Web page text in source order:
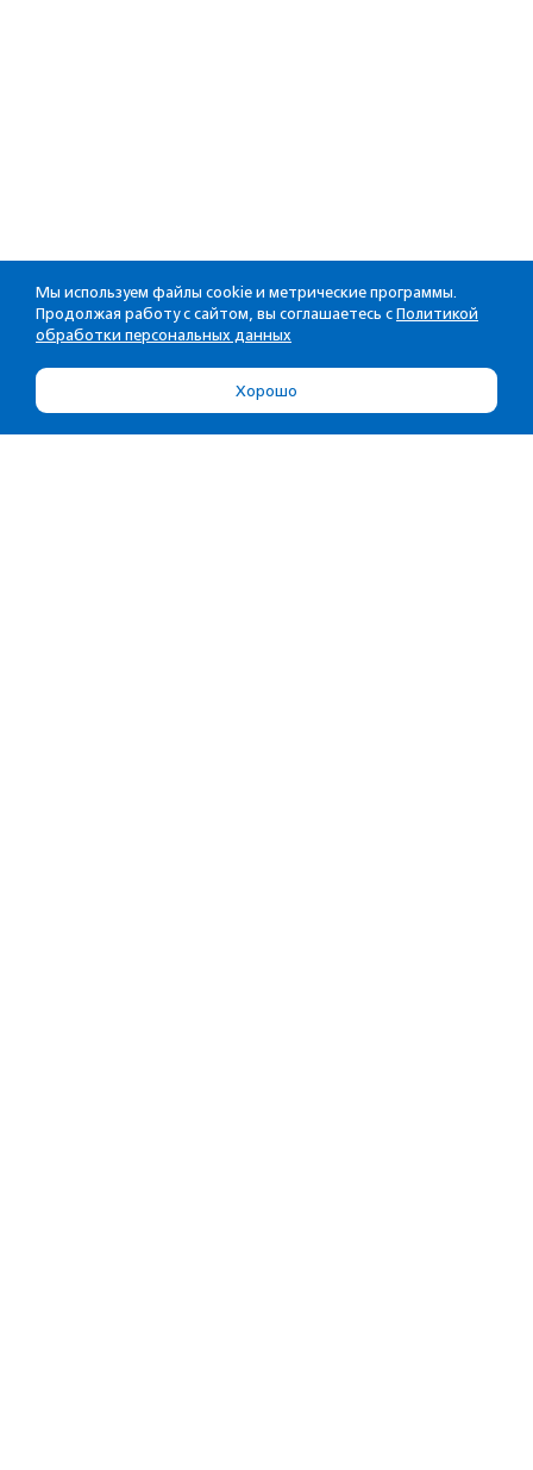
Мы используем файлы cookie и метрические программы.
Продолжая работу с сайтом, вы соглашаетесь с Политикой
обработки персональных данных
Хорошо